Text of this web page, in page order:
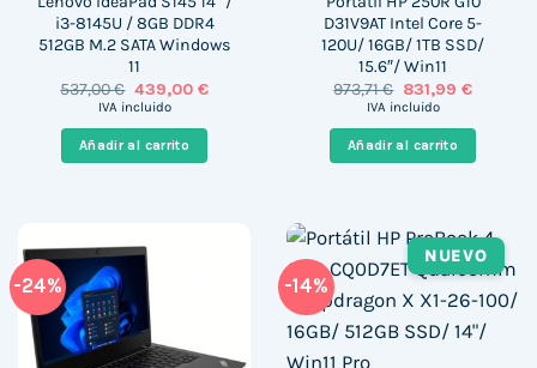
i3-8145U / 8GB DDR4
512GB M.2 SATA Windows
11
537,00€ El
precio
era:
537,00 €.
439,00 €El
es:
439,00 €.
IVA incluido
Añadir al carrito
D31V9AT Intel Core 5-
120U/ 16GB/ 1TB SSD/
15.6″/ Win11
973,71€ El
precio
era:
973,71 €.
831,99 €El
es:
831,99 €.
IVA incluido
Añadir al carrito
-24% -14%
NUEVO